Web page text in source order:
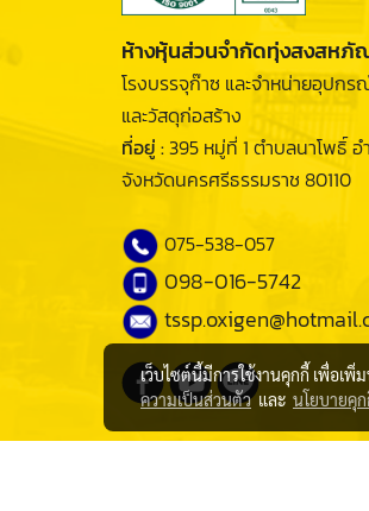
ห้างหุ้นส่วนจำกัดทุ่งสงสหภั
โรงบรรจุก๊าซ และจำหน่ายอุปกร
และวัสดุก่อสร้าง
ที่อยู่ :395 หมู่ที่ 1 ตำบลนาโพธิ์ อ
จังหวัดนครศรีธรรมราช 80110
075-538-057
098-016-5742
เว็บไซต์นี้มีการใช้งานคุกกี้ เพื่อเ
ความเป็นส่วนตัวและ นโยบายคุ